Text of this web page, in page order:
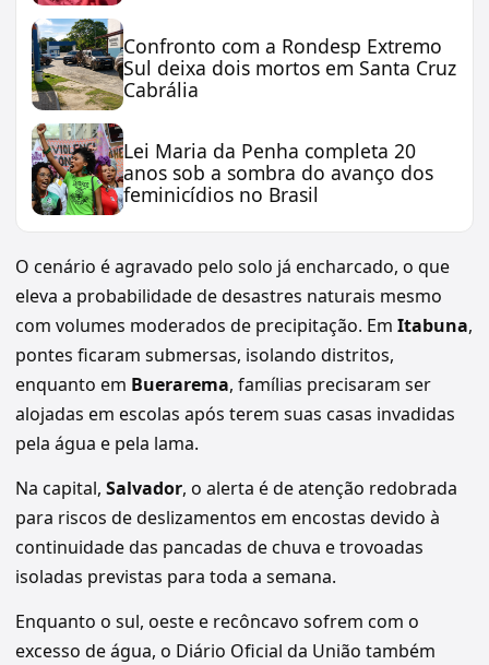
Confronto com a Rondesp Extremo
Sul deixa dois mortos em Santa Cruz
Cabrália
Lei Maria da Penha completa 20
anos sob a sombra do avanço dos
feminicídios no Brasil
O cenário é agravado pelo solo já encharcado, o que
eleva a probabilidade de desastres naturais mesmo
com volumes moderados de precipitação. Em Itabuna,
pontes ficaram submersas, isolando distritos,
enquanto em Buerarema, famílias precisaram ser
alojadas em escolas após terem suas casas invadidas
pela água e pela lama.
Na capital, Salvador, o alerta é de atenção redobrada
para riscos de deslizamentos em encostas devido à
continuidade das pancadas de chuva e trovoadas
isoladas previstas para toda a semana.
Enquanto o sul, oeste e recôncavo sofrem com o
excesso de água, o Diário Oficial da União também